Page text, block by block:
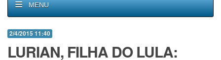
MENU
2/4/2015 11:40
LURIAN, FILHA DO LULA: